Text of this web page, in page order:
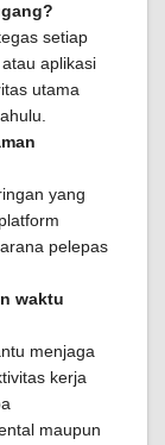
setiap
aplikasi
utama
yang
pelepas
waktu
menjaga
kerja
maupun